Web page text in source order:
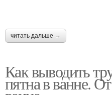
читать дальше →
Как выводить
пятна в ванне.